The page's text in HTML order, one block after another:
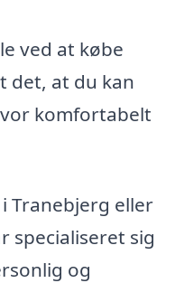
ved at købe
det, at du kan
komfortabelt
Tranebjerg eller
specialiseret sig
og